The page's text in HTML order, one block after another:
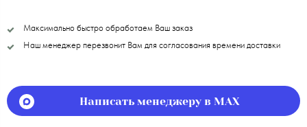
Максимально быстро обработаем Ваш заказ
Наш менеджер перезвонит Вам для согласования времени доставки
Написать менеджеру в MAX